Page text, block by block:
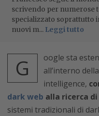
scrivendo per numerose
specializzato soprattutto
nuovi m... Leggi tutto
G
oogle sta
all’interno
intelligence,
dark web alla ricerca
sistemi tradizionali di